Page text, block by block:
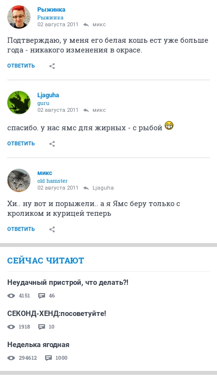
Рыжинка
Рыжинка
02 августа 2011 микс
Подтверждаю, у меня его белая кошь ест уже больше
года - никакого изменения в окрасе.
ОТВЕТИТЬ
Ljaguha
guru
02 августа 2011 микс
спасибо. у нас ямс для жирных - с рыбой
ОТВЕТИТЬ
микс
old hamster
02 августа 2011 Ljaguha
Хи.. ну вот и порыжели.. а я Ямс беру только с
кроликом и курицей теперь
ОТВЕТИТЬ
СЕЙЧАС ЧИТАЮТ
Неудачный пристрой, что делать?!
4151 46
СЕКОНД-ХЕНД:посоветуйте!
1918 10
Неделька ягодная
294612 1000